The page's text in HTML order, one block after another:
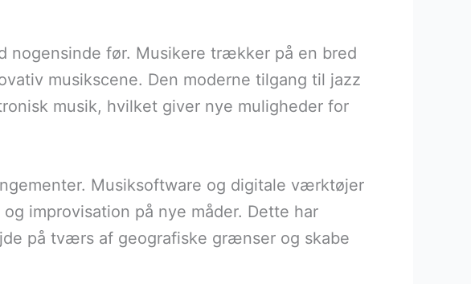
nogensinde før. Musikere trækker på en bred
musikscene. Den moderne tilgang til jazz
musik, hvilket giver nye muligheder for
Musiksoftware og digitale værktøjer
improvisation på nye måder. Dette har
på tværs af geografiske grænser og skabe